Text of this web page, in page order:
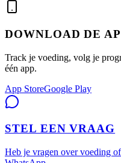
DOWNLOAD DE
Track je voeding, volg je
één app.
App StoreGoogle Play
STEL EEN VRAAG
Heb je vragen over voeding